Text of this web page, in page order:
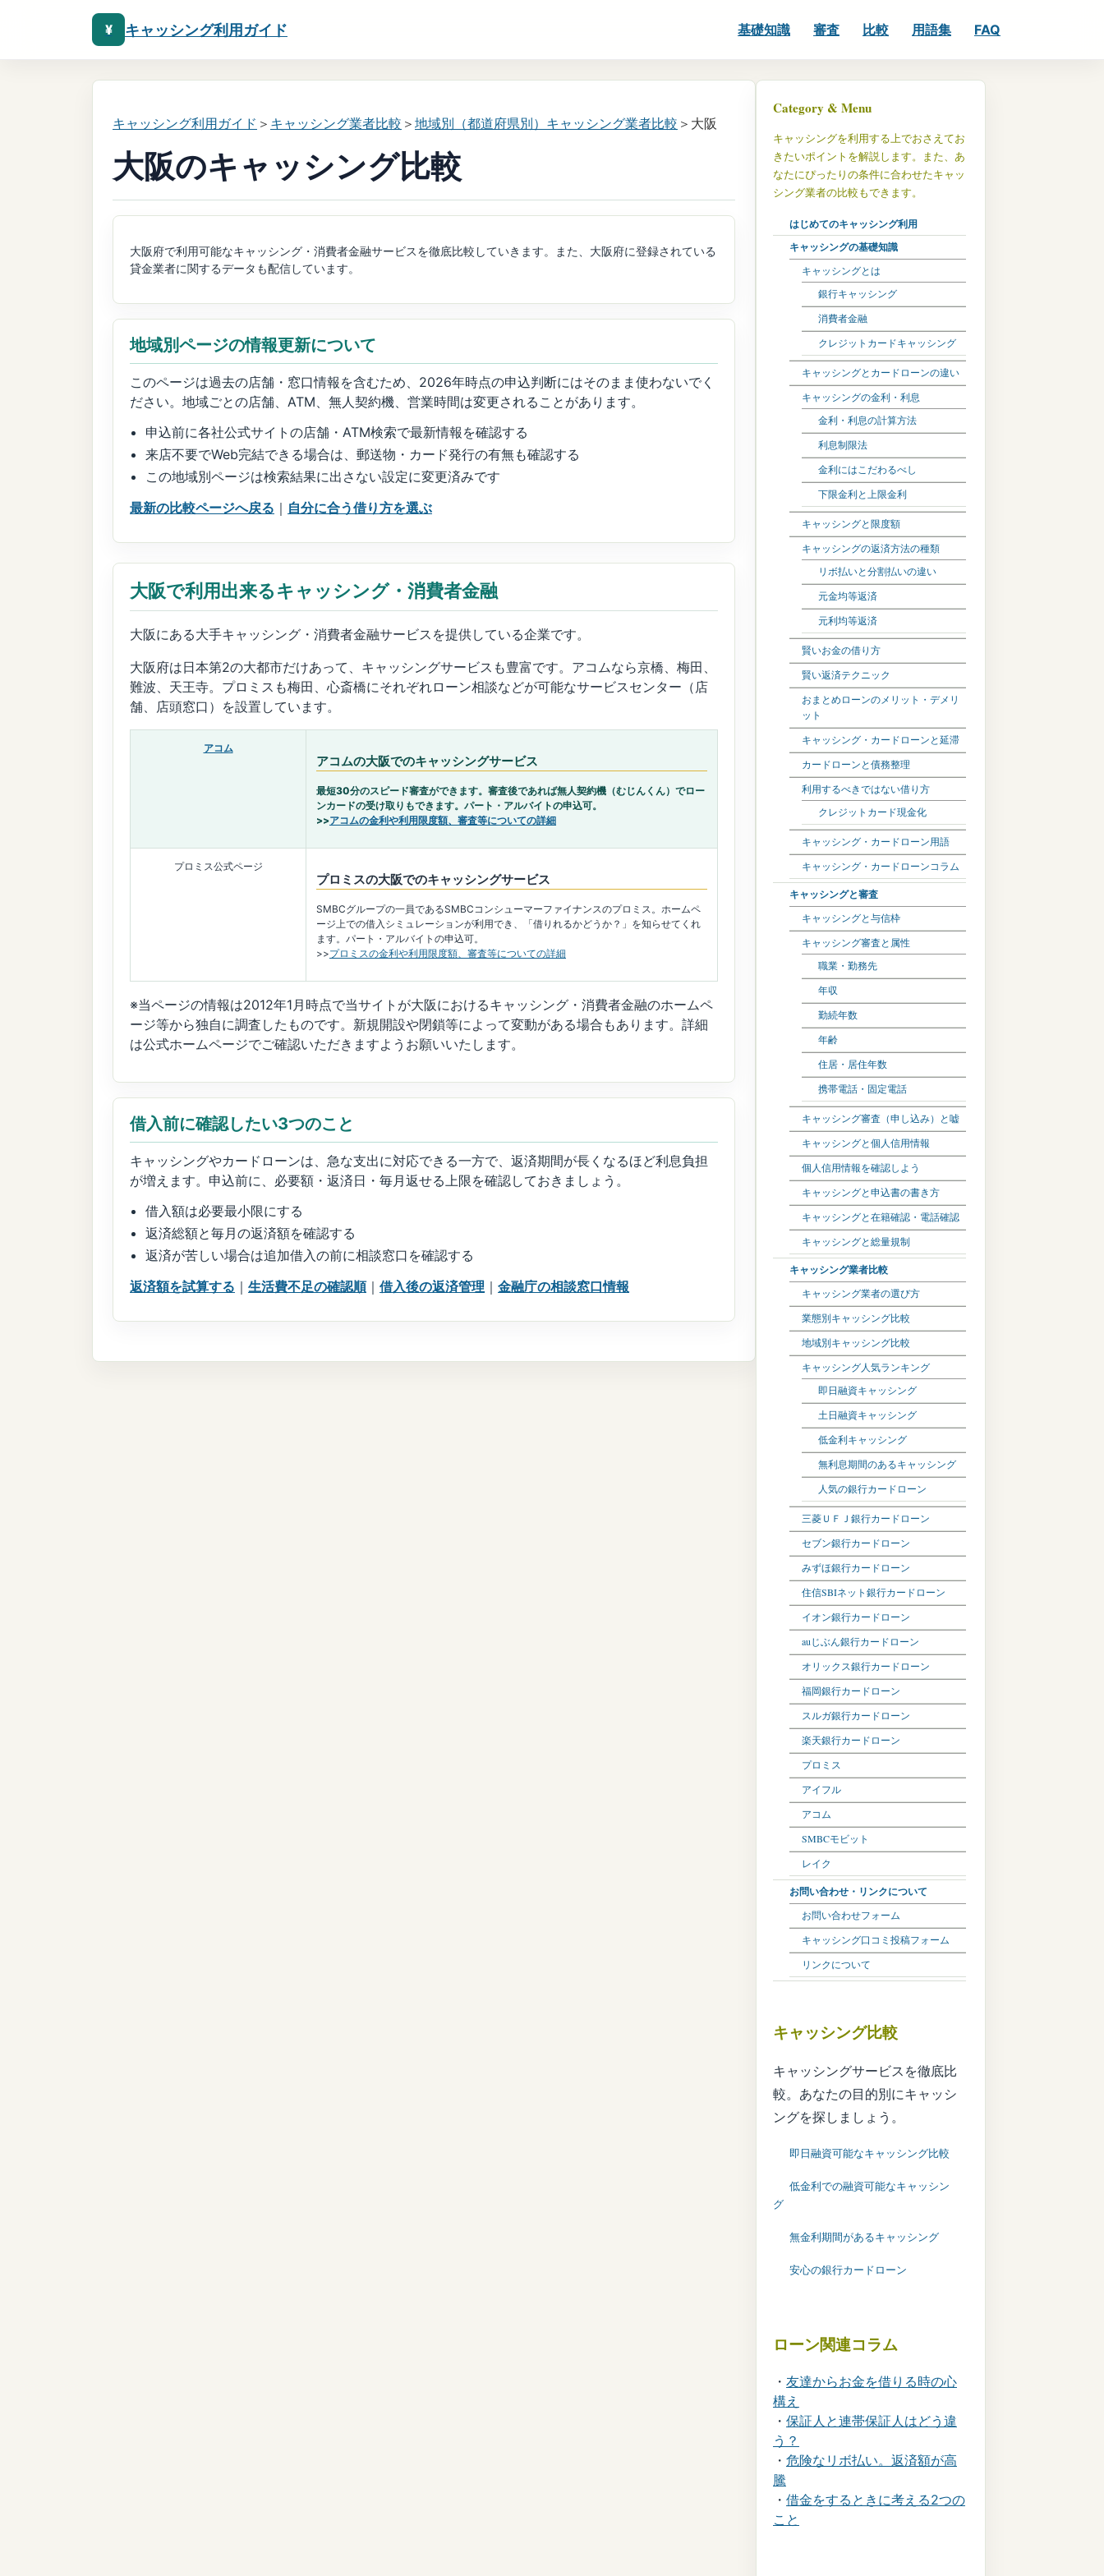
¥ キャッシング利用ガイド 基礎知識 審査 比較 用語集 FAQ
キャッシング利用ガイド ＞ キャッシング業者比較 ＞ 地域別（都道府県別）キャッシング業者比較 ＞大阪
大阪のキャッシング比較
大阪府で利用可能なキャッシング・消費者金融サービスを徹底比較していきます。また、大阪府に登録されている
貸金業者に関するデータも配信しています。
地域別ページの情報更新について
このページは過去の店舗・窓口情報を含むため、2026年時点の申込判断にはそのまま使わないでく
ださい。地域ごとの店舗、ATM、無人契約機、営業時間は変更されることがあります。
申込前に各社公式サイトの店舗・ATM検索で最新情報を確認する
来店不要でWeb完結できる場合は、郵送物・カード発行の有無も確認する
この地域別ページは検索結果に出さない設定に変更済みです
最新の比較ページへ戻る ｜ 自分に合う借り方を選ぶ
大阪で利用出来るキャッシング・消費者金融
大阪にある大手キャッシング・消費者金融サービスを提供している企業です。
大阪府は日本第2の大都市だけあって、キャッシングサービスも豊富です。アコムなら京橋、梅田、
難波、天王寺。プロミスも梅田、心斎橋にそれぞれローン相談などが可能なサービスセンター（店
舗、店頭窓口）を設置しています。
アコム
アコムの大阪でのキャッシングサービス
最短30分のスピード審査ができます。審査後であれば無人契約機（むじんくん）でロー
ンカードの受け取りもできます。パート・アルバイトの申込可。
>>アコムの金利や利用限度額、審査等についての詳細
プロミス公式ページ
プロミスの大阪でのキャッシングサービス
SMBCグループの一員であるSMBCコンシューマーファイナンスのプロミス。ホームペ
ージ上での借入シミュレーションが利用でき、「借りれるかどうか？」を知らせてくれ
ます。パート・アルバイトの申込可。
>>プロミスの金利や利用限度額、審査等についての詳細
※当ページの情報は2012年1月時点で当サイトが大阪におけるキャッシング・消費者金融のホームペ
ージ等から独自に調査したものです。新規開設や閉鎖等によって変動がある場合もあります。詳細
は公式ホームページでご確認いただきますようお願いいたします。
借入前に確認したい3つのこと
キャッシングやカードローンは、急な支出に対応できる一方で、返済期間が長くなるほど利息負担
が増えます。申込前に、必要額・返済日・毎月返せる上限を確認しておきましょう。
借入額は必要最小限にする
返済総額と毎月の返済額を確認する
返済が苦しい場合は追加借入の前に相談窓口を確認する
返済額を試算する ｜ 生活費不足の確認順｜ 借入後の返済管理 ｜ 金融庁の相談窓口情報
Category & Menu
キャッシングを利用する上でおさえてお
きたいポイントを解説します。また、あ
なたにぴったりの条件に合わせたキャッ
シング業者の比較もできます。
はじめてのキャッシング利用
キャッシングの基礎知識
キャッシングとは
銀行キャッシング
消費者金融
クレジットカードキャッシング
キャッシングとカードローンの違い
キャッシングの金利・利息
金利・利息の計算方法
利息制限法
金利にはこだわるべし
下限金利と上限金利
キャッシングと限度額
キャッシングの返済方法の種類
リボ払いと分割払いの違い
元金均等返済
元利均等返済
賢いお金の借り方
賢い返済テクニック
おまとめローンのメリット・デメリ
ット
キャッシング・カードローンと延滞
カードローンと債務整理
利用するべきではない借り方
クレジットカード現金化
キャッシング・カードローン用語
キャッシング・カードローンコラム
キャッシングと審査
キャッシングと与信枠
キャッシング審査と属性
職業・勤務先
年収
勤続年数
年齢
住居・居住年数
携帯電話・固定電話
キャッシング審査（申し込み）と嘘
キャッシングと個人信用情報
個人信用情報を確認しよう
キャッシングと申込書の書き方
キャッシングと在籍確認・電話確認
キャッシングと総量規制
キャッシング業者比較
キャッシング業者の選び方
業態別キャッシング比較
地域別キャッシング比較
キャッシング人気ランキング
即日融資キャッシング
土日融資キャッシング
低金利キャッシング
無利息期間のあるキャッシング
人気の銀行カードローン
三菱ＵＦＪ銀行カードローン
セブン銀行カードローン
みずほ銀行カードローン
住信SBIネット銀行カードローン
イオン銀行カードローン
auじぶん銀行カードローン
オリックス銀行カードローン
福岡銀行カードローン
スルガ銀行カードローン
楽天銀行カードローン
プロミス
アイフル
アコム
SMBCモビット
レイク
お問い合わせ・リンクについて
お問い合わせフォーム
キャッシング口コミ投稿フォーム
リンクについて
キャッシング比較
キャッシングサービスを徹底比
較。あなたの目的別にキャッシ
ングを探しましょう。
即日融資可能なキャッシング比較
低金利での融資可能なキャッシン
グ
無金利期間があるキャッシング
安心の銀行カードローン
ローン関連コラム
・ 友達からお金を借りる時の心
構え
・ 保証人と連帯保証人はどう違
う？
・ 危険なリボ払い。返済額が高
騰
・ 借金をするときに考える2つの
こと